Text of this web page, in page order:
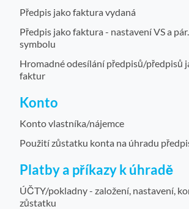
Předpis jako faktura vydaná
Předpis jako faktura - nastavení VS a pár.
symbolu
Hromadné odesílání předpisů/předpisů
faktur
Konto
Konto vlastníka/nájemce
Použití zůstatku konta na úhradu
Platby a příkazy k úhradě
ÚČTY/pokladny - založení, nastavení,
zůstatku